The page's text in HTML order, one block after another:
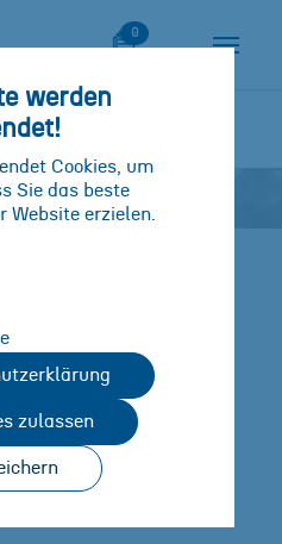
werden
Cookies, um
Sie das beste
Website erzielen.
zulassen
0
Industrien
ihre
für eine